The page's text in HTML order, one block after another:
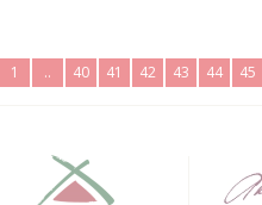
1 .. 40 41 42 43 44 45